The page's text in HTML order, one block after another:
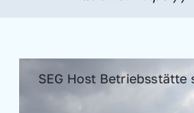
SEG Host Betriebsstätte